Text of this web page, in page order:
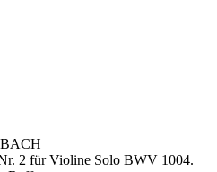
2 für Violine Solo BWV 1004.